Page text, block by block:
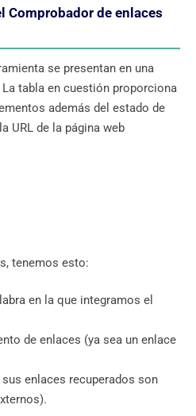
Comprobador de enlaces
se presentan en una
tabla en cuestión proporciona
además del estado de
URL de la página web
tenemos esto:
en la que integramos el
de enlaces (ya sea un enlace
enlaces recuperados son